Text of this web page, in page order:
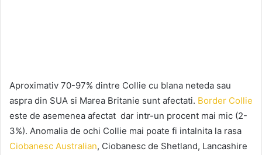
Aproximativ 70-97% dintre Collie cu blana neteda sau
aspra din SUA si Marea Britanie sunt afectati. Border Collie
este de asemenea afectat dar intr-un procent mai mic (2-
3%). Anomalia de ochi Collie mai poate fi intalnita la rasa
Ciobanesc Australian, Ciobanesc de Shetland, Lancashire